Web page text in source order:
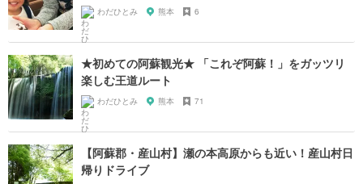
わだひとみ 熊本 6
★初めての阿蘇観光★ 「これぞ阿蘇！」をガッツリ
楽しむ王道ルート
わだひとみ 熊本 71
【阿蘇郡・産山村】瀬の本高原からも近い！産山村日
帰りドライブ